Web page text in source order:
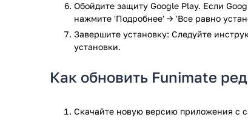
Обойдите защиту Google Play. Если
нажмите 'Подробнее' → 'Все равно
Завершите установку: Следуйте
установки.
Как обновить Funimate
Скачайте новую версию приложения с